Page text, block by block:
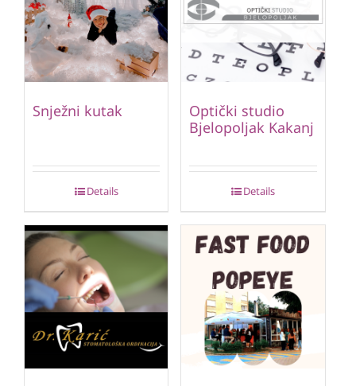
Snježni kutak
Details
Optički studio
Bjelopoljak Kakanj
Details